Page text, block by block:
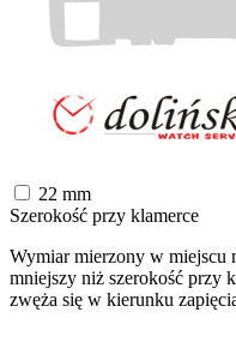
22 mm
Szerokość przy klamerce
Wymiar mierzony w miejscu
mniejszy niż szerokość przy
zwęża się w kierunku